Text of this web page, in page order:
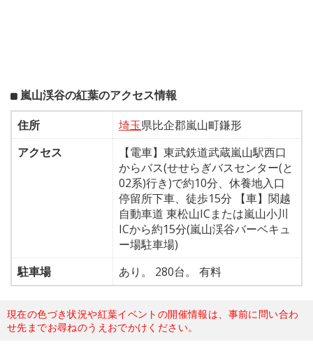
嵐山渓谷の紅葉のアクセス情報
住所
埼玉県比企郡嵐山町鎌形
アクセス
【電車】東武鉄道武蔵嵐山駅西口
からバス(せせらぎバスセンター(と
02系)行き)で約10分、休養地入口
停留所下車、徒歩15分 【車】関越
自動車道 東松山ICまたは嵐山小川
ICから約15分(嵐山渓谷バーベキュ
ー場駐車場)
駐車場
あり。 280台。 有料
現在の色づき状況や紅葉イベントの開催情報は、事前に問い合わ
せ先までお尋ねのうえおでかけください。